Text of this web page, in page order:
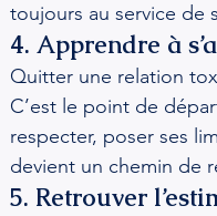
toujours au service de
4. Apprendre à
Quitter une relation
C’est le point de
respecter, poser ses
devient un chemin de
5. Retrouver